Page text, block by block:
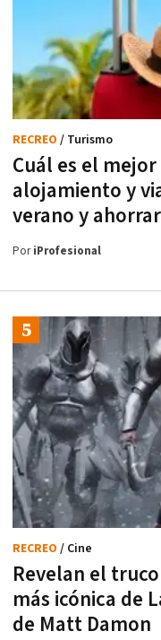
Cuál es el
alojamiento y
verano y
RECREO / Turismo
PoriProfesional
Revelan el
más icónica de
de Matt Damon
RECREO / Cine